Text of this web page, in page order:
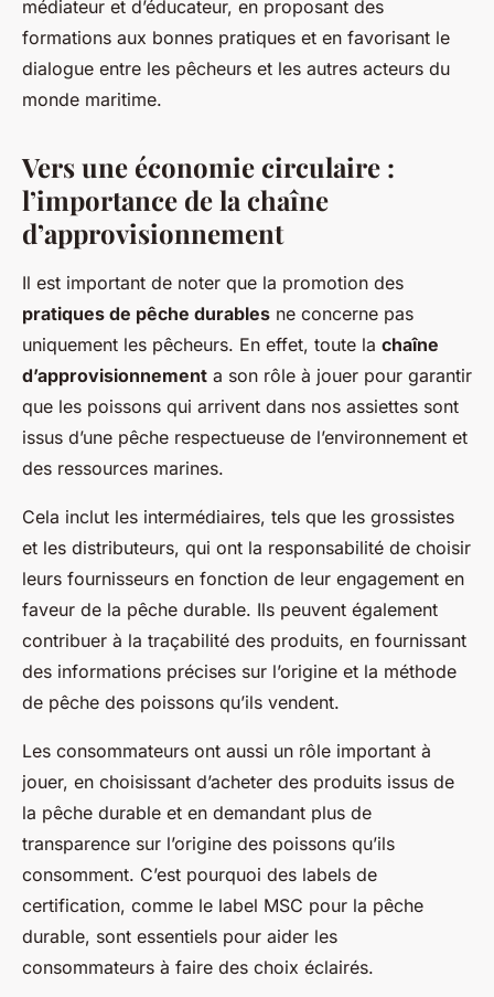
médiateur et d’éducateur, en proposant des
formations aux bonnes pratiques et en favorisant le
dialogue entre les pêcheurs et les autres acteurs du
monde maritime.
Vers une économie circulaire :
l’importance de la chaîne
d’approvisionnement
Il est important de noter que la promotion des
pratiques de pêche durables ne concerne pas
uniquement les pêcheurs. En effet, toute la chaîne
d’approvisionnement a son rôle à jouer pour garantir
que les poissons qui arrivent dans nos assiettes sont
issus d’une pêche respectueuse de l’environnement et
des ressources marines.
Cela inclut les intermédiaires, tels que les grossistes
et les distributeurs, qui ont la responsabilité de choisir
leurs fournisseurs en fonction de leur engagement en
faveur de la pêche durable. Ils peuvent également
contribuer à la traçabilité des produits, en fournissant
des informations précises sur l’origine et la méthode
de pêche des poissons qu’ils vendent.
Les consommateurs ont aussi un rôle important à
jouer, en choisissant d’acheter des produits issus de
la pêche durable et en demandant plus de
transparence sur l’origine des poissons qu’ils
consomment. C’est pourquoi des labels de
certification, comme le label MSC pour la pêche
durable, sont essentiels pour aider les
consommateurs à faire des choix éclairés.